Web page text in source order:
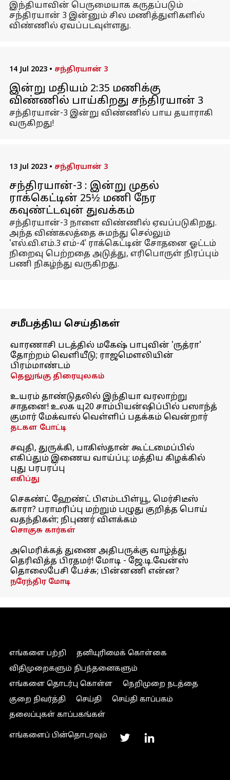
இந்தியாவின் பெருமையாக கருதப்படும்
சந்திரயான் 3 இன்னும் சில மணித்துளிகளில்
விண்ணில் ஏவப்படவுள்ளது.
14 Jul 2023 • சந்திரயான் 3
இன்று மதியம் 2:35 மணிக்கு
விண்ணில் பாய்கிறது சந்திரயான் 3
சந்திரயான்-3 இன்று விண்ணில் பாய தயாராகி
வருகிறது!
13 Jul 2023 • சந்திரயான் 3
சந்திரயான்-3 : இன்று முதல்
ராக்கெட்டின் 25½ மணி நேர
கவுண்ட்டவுன் துவக்கம்
சந்திரயான்-3 நாளை விண்ணில் ஏவப்படுகிறது.
அந்த விண்கலத்தை சுமந்து செல்லும்
'எல்.வி.எம்.3 எம்-4' ராக்கெட்டின் சோதனை ஓட்டம்
நிறைவு பெற்றதை அடுத்து, எரிபொருள் நிரப்பும்
பணி நிகழ்ந்து வருகிறது.
சமீபத்திய செய்திகள்
வாரணாசி படத்தில் மகேஷ் பாபுவின் 'ருத்ரா'
தோற்றம் வெளியீடு; ராஜமௌலியின்
பிரம்மாண்டம்
தெலுங்கு திரையுலகம்
உயரம் தாண்டுதலில் இந்தியா வரலாற்று
சாதனை! உலக யு20 சாம்பியன்ஷிப்பில் பஸாந்த்
குமார் மேக்வால் வெள்ளிப் பதக்கம் வென்றார்
தடகள போட்டி
சவுதி, துருக்கி, பாகிஸ்தான் கூட்டமைப்பில்
எகிப்தும் இணைய வாய்ப்பு; மத்திய கிழக்கில்
புது பரபரப்பு
எகிப்து
செகண்ட் ஹேண்ட் பிஎம்டபிள்யூ, மெர்சிடீஸ்
காரா? பராமரிப்பு மற்றும் பழுது குறித்த பொய்
வதந்திகள்; நிபுணர் விளக்கம்
சொகுசு கார்கள்
அமெரிக்கத் துணை அதிபருக்கு வாழ்த்து
தெரிவித்த பிரதமர்! மோடி - ஜே.டி.வேன்ஸ்
தொலைபேசி பேச்சு; பின்னணி என்ன?
நரேந்திர மோடி
எங்களை பற்றி
தனியுரிமைக் கொள்கை
விதிமுறைகளும் நிபந்தனைகளும்
எங்களை தொடர்பு கொள்ள
நெறிமுறை நடத்தை
குறை நிவர்த்தி
செய்தி
செய்தி காப்பகம்
தலைப்புகள் காப்பகங்கள்
எங்களைப் பின்தொடரவும்